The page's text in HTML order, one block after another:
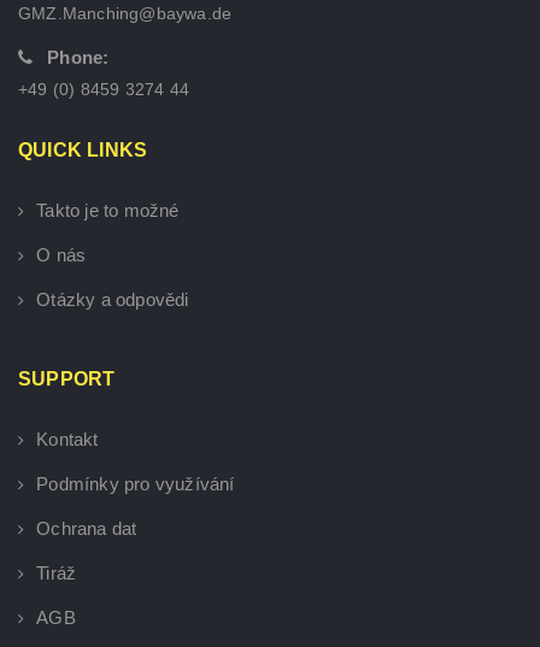
GMZ.Manching@baywa.de
Phone:
+49 (0) 8459 3274 44
QUICK LINKS
Takto je to možné
O nás
Otázky a odpovědi
SUPPORT
Kontakt
Podmínky pro využívání
Ochrana dat
Tiráž
AGB